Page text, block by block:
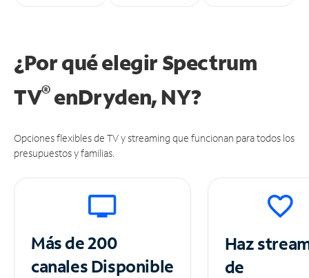
¿Por qué elegir Spectrum
TV®enDryden, NY?
Opciones flexibles de TV y streaming que funcionan para todos los
presupuestos y familias.
Más de 200
canalesDisponible
Haz
de